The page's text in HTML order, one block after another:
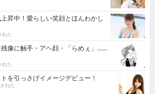
昇中！愛らしい笑顔とほんわかし
た
像に触手・アヘ顔・「らめぇ」……
た
を引っさげイメージデビュー！
れた